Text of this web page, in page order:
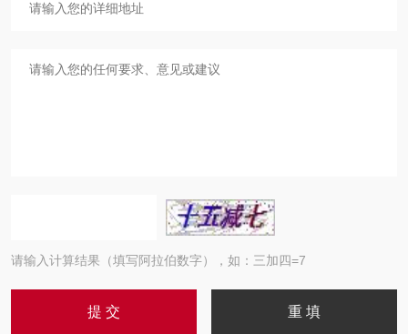
请输入计算结果（填写阿拉伯数字），如：三加四=7